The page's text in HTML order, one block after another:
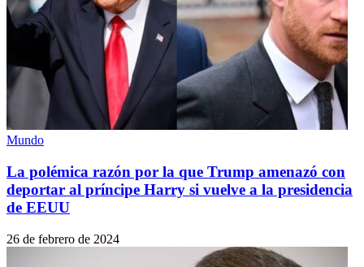
Mundo
La polémica razón por la que Trump amenazó con
deportar al príncipe Harry si vuelve a la presidencia
de EEUU
26 de febrero de 2024